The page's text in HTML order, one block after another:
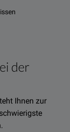
der
Ihnen zur